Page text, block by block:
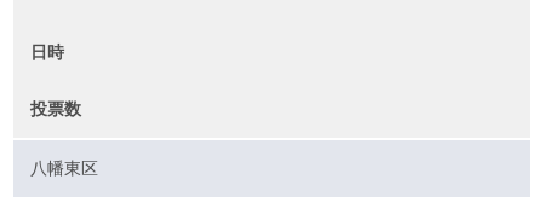
日時
投票数
八幡東区